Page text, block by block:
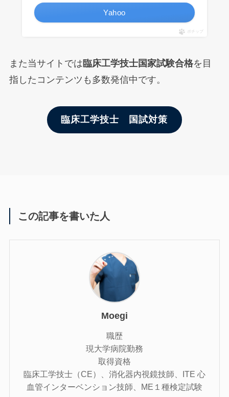
Yahoo
ポチップ
また当サイトでは臨床工学技士国家試験合格を目
指したコンテンツも多数発信中です。
臨床工学技士 国試対策
この記事を書いた人
Moegi
職歴
現大学病院勤務
取得資格
臨床工学技士（CE）、消化器内視鏡技師、ITE 心
血管インターベンション技師、ME１種検定試験